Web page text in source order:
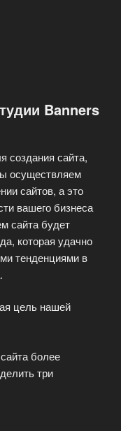
Banners
создания сайта,
осуществляем
сайтов, а это
вашего бизнеса
сайта будет
которая удачно
тенденциями в
цель нашей
более
три